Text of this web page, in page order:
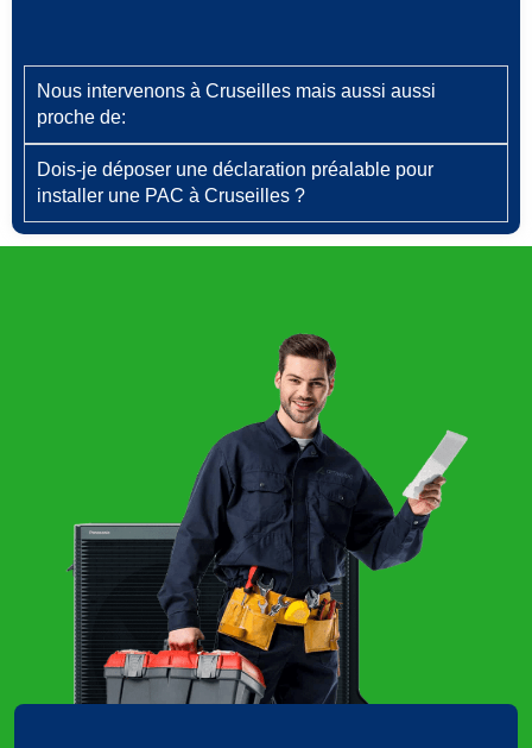
Nous intervenons à Cruseilles mais aussi aussi
proche de:
Dois‑je déposer une déclaration préalable pour
installer une PAC à Cruseilles ?